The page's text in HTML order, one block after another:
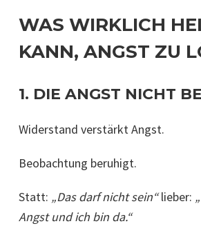
WAS WIRKLICH
KANN, ANGST ZU
1. DIE ANGST NICHT
Widerstand verstärkt Angst.
Beobachtung beruhigt.
Statt: „Das darf nicht sein“lieber:
Angst und ich bin da.“